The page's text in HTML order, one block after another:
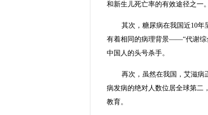
和新生儿死亡率的有效途径之一。
其次，糖尿病在我国近10年
有着相同的病理背景——“代谢综
中国人的头号杀手。
再次，虽然在我国，艾滋病
病发病的绝对人数位居全球第二
教育。